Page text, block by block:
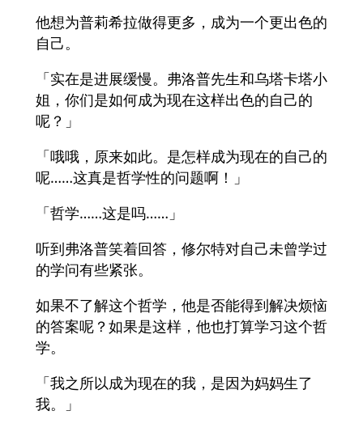
他想为普莉希拉做得更多，成为一个更出色的
自己。
「实在是进展缓慢。弗洛普先生和乌塔卡塔小
姐，你们是如何成为现在这样出色的自己的
呢？」
「哦哦，原来如此。是怎样成为现在的自己的
呢……这真是哲学性的问题啊！」
「哲学……这是吗……」
听到弗洛普笑着回答，修尔特对自己未曾学过
的学问有些紧张。
如果不了解这个哲学，他是否能得到解决烦恼
的答案呢？如果是这样，他也打算学习这个哲
学。
「我之所以成为现在的我，是因为妈妈生了
我。」